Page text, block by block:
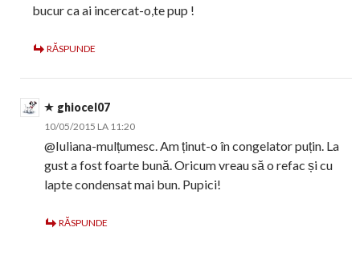
bucur ca ai incercat-o,te pup !
RĂSPUNDE
ghiocel07
10/05/2015 LA 11:20
@Iuliana-mulțumesc. Am ținut-o în congelator puțin. La
gust a fost foarte bună. Oricum vreau să o refac și cu
lapte condensat mai bun. Pupici!
RĂSPUNDE